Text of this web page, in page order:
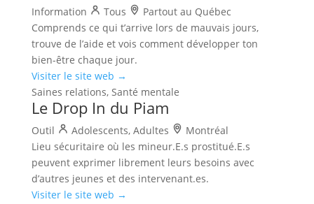
Information Tous
Partout au Québec
Comprends ce qui t’arrive lors de mauvais jours,
trouve de l’aide et vois comment développer ton
bien-être chaque jour.
Visiter le site web →
Saines relations, Santé mentale
Le Drop In du Piam
Outil Adolescents, Adultes
Montréal
Lieu sécuritaire où les mineur.E.s prostitué.E.s
peuvent exprimer librement leurs besoins avec
d’autres jeunes et des intervenant.es.
Visiter le site web →